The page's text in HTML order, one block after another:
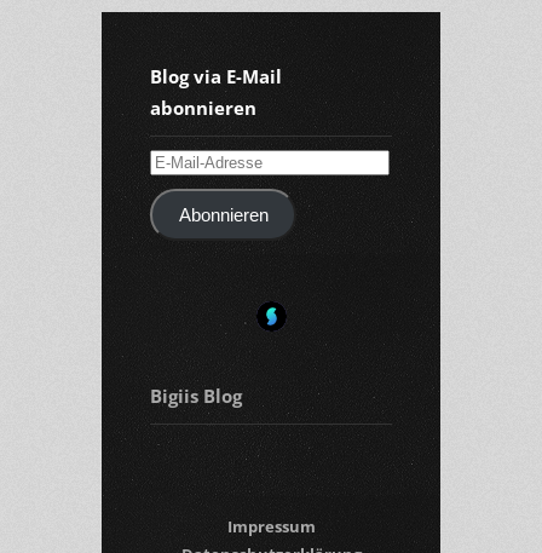
Blog via E-Mail
abonnieren
E-
Mail-
AdresseAbonnieren
Bigiis Blog
Impressum